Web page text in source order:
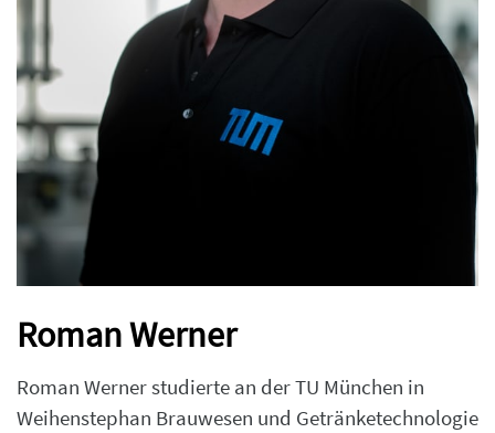
Roman Werner
Roman Werner studierte an der TU München in
Weihenstephan Brauwesen und Getränketechnologie